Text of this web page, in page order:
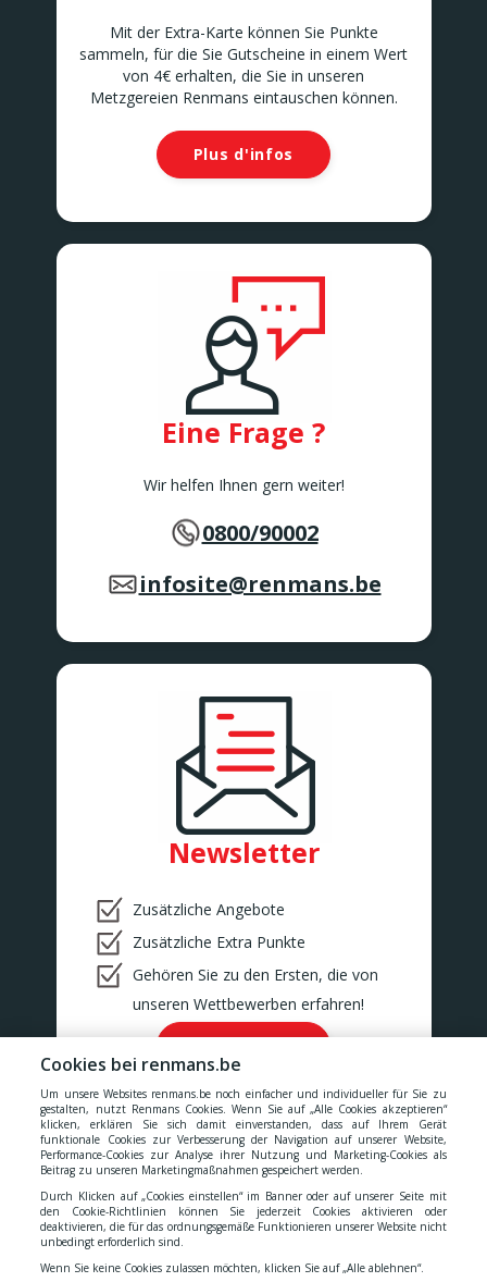
Mit der Extra-Karte können Sie Punkte
sammeln, für die Sie Gutscheine in einem Wert
von 4€ erhalten, die Sie in unseren
Metzgereien Renmans eintauschen können.
Plus d'infos
Eine Frage ?
Wir helfen Ihnen gern weiter!
0800/90002
infosite@renmans.be
Newsletter
Zusätzliche Angebote
Zusätzliche Extra Punkte
Gehören Sie zu den Ersten, die von
unseren Wettbewerben erfahren!
Unsere Preise verstehen sich inklusive aller Steuern, MwSt.,
Gebühren, Abgaben und Dienstleistungen.
Cookies
- Datenschutzerklärung - Allgemeinen
Cookies bei renmans.be
Um unsere Websites renmans.be noch einfacher und individueller für Sie zu
gestalten, nutzt Renmans Cookies. Wenn Sie auf „Alle Cookies akzeptieren“
klicken, erklären Sie sich damit einverstanden, dass auf Ihrem Gerät
funktionale Cookies zur Verbesserung der Navigation auf unserer Website,
Performance-Cookies zur Analyse ihrer Nutzung und Marketing-Cookies als
Beitrag zu unseren Marketingmaßnahmen gespeichert werden.
Durch Klicken auf „Cookies einstellen“ im Banner oder auf unserer Seite mit
den Cookie-Richtlinien können Sie jederzeit Cookies aktivieren oder
deaktivieren, die für das ordnungsgemäße Funktionieren unserer Website nicht
unbedingt erforderlich sind.
Wenn Sie keine Cookies zulassen möchten, klicken Sie auf „Alle ablehnen“.